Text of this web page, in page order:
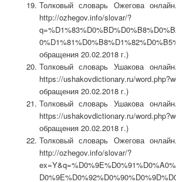
Толковый словарь Ожегова
http://ozhegov.info/slovar/?
обращения 20.02.2018 г.)
Толковый словарь Ушакова
https://ushakovdictionary.ru/
обращения 20.02.2018 г.)
Толковый словарь Ушакова
https://ushakovdictionary.ru/
обращения 20.02.2018 г.)
Толковый словарь Ожегова
http://ozhegov.info/slovar/?